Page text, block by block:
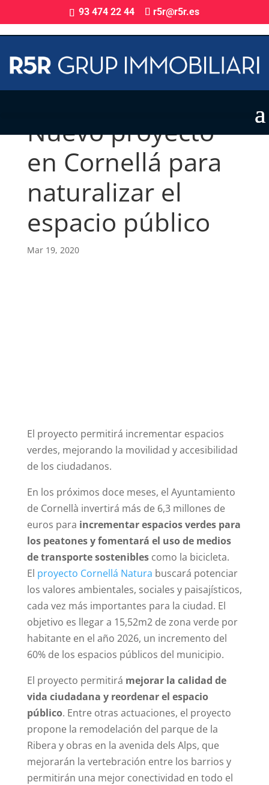
93 474 22 44 r5r@r5r.es
Nuevo proyecto
en Cornellá para
naturalizar el
espacio público
Mar 19, 2020
El proyecto permitirá incrementar espacios
verdes, mejorando la movilidad y accesibilidad
de los ciudadanos.
En los próximos doce meses, el Ayuntamiento
de Cornellà invertirá más de 6,3 millones de
euros para incrementar espacios verdes para
los peatones y fomentará el uso de medios
de transporte sosteniblescomo la bicicleta.
El proyecto Cornellá Natura buscará potenciar
los valores ambientales, sociales y paisajísticos,
cada vez más importantes para la ciudad. El
objetivo es llegar a 15,52m2 de zona verde por
habitante en el año 2026, un incremento del
60% de los espacios públicos del municipio.
El proyecto permitirá mejorar la calidad de
vida ciudadana y reordenar el espacio
público. Entre otras actuaciones, el proyecto
propone la remodelación del parque de la
Ribera y obras en la avenida dels Alps, que
mejorarán la vertebración entre los barrios y
permitirán una mejor conectividad en todo el